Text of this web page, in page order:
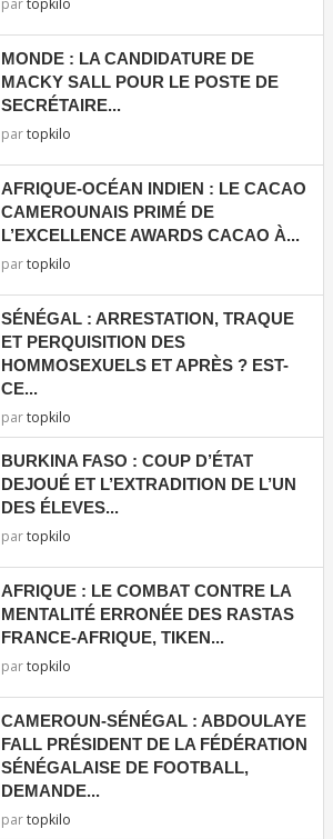
partopkilo
MONDE : LA CANDIDATURE DE
MACKY SALL POUR LE POSTE DE
SECRÉTAIRE...
partopkilo
AFRIQUE-OCÉAN INDIEN : LE CACAO
CAMEROUNAIS PRIMÉ DE
L’EXCELLENCE AWARDS CACAO À...
partopkilo
SÉNÉGAL : ARRESTATION, TRAQUE
ET PERQUISITION DES
HOMMOSEXUELS ET APRÈS ? EST-
CE...
partopkilo
BURKINA FASO : COUP D’ÉTAT
DEJOUÉ ET L’EXTRADITION DE L’UN
DES ÉLEVES...
partopkilo
AFRIQUE : LE COMBAT CONTRE LA
MENTALITÉ ERRONÉE DES RASTAS
FRANCE-AFRIQUE, TIKEN...
partopkilo
CAMEROUN-SÉNÉGAL : ABDOULAYE
FALL PRÉSIDENT DE LA FÉDÉRATION
SÉNÉGALAISE DE FOOTBALL,
DEMANDE...
partopkilo